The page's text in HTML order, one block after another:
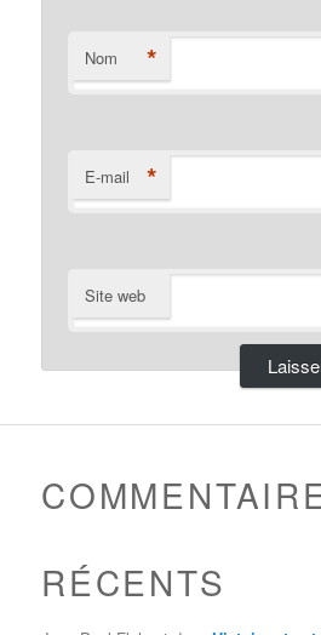
Nom *
E-mail *
Site web
RÉCENTS